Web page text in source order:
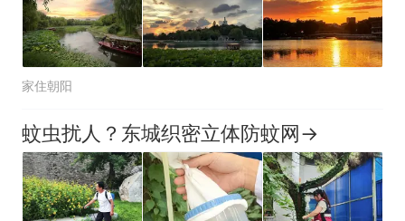
家住朝阳
蚊虫扰人？东城织密立体防蚊网→